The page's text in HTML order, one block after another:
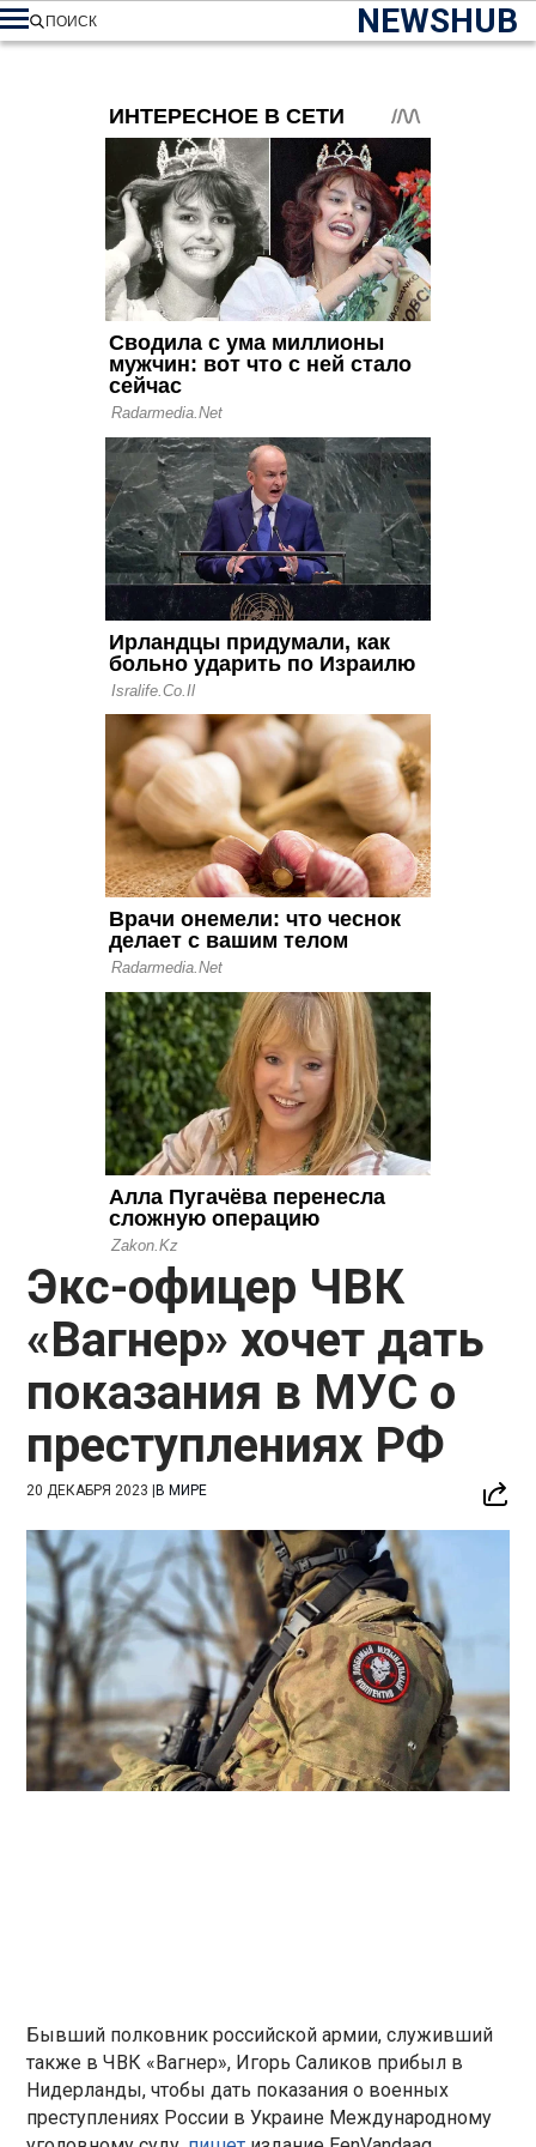
NEWSHUB
ПОИСК
Экс-офицер ЧВК
«Вагнер» хочет дать
показания в МУС о
преступлениях РФ
20 ДЕКАБРЯ 2023 |В МИРЕ
Бывший полковник российской армии, служивший
также в ЧВК «Вагнер», Игорь Саликов прибыл в
Нидерланды, чтобы дать показания о военных
преступлениях России в Украине Международному